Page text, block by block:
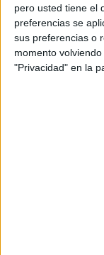
pero usted tiene el
preferencias se
sus preferencias o
momento
"Privacidad" en la